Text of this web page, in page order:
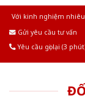
Với kinh nghiệm
Gửi yêu cầu tư vấn
Yêu cầu gọi lại (3